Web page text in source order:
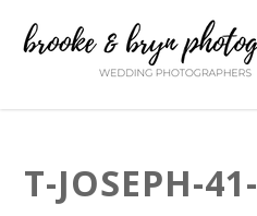
T-JOSEPH-41-